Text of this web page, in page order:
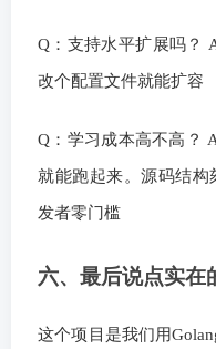
Q：支持水平扩展吗？
改个配置文件就能扩容
Q：学习成本高不高？
就能跑起来。源码结构
发者零门槛
六、最后说点实在
这个项目是我们用